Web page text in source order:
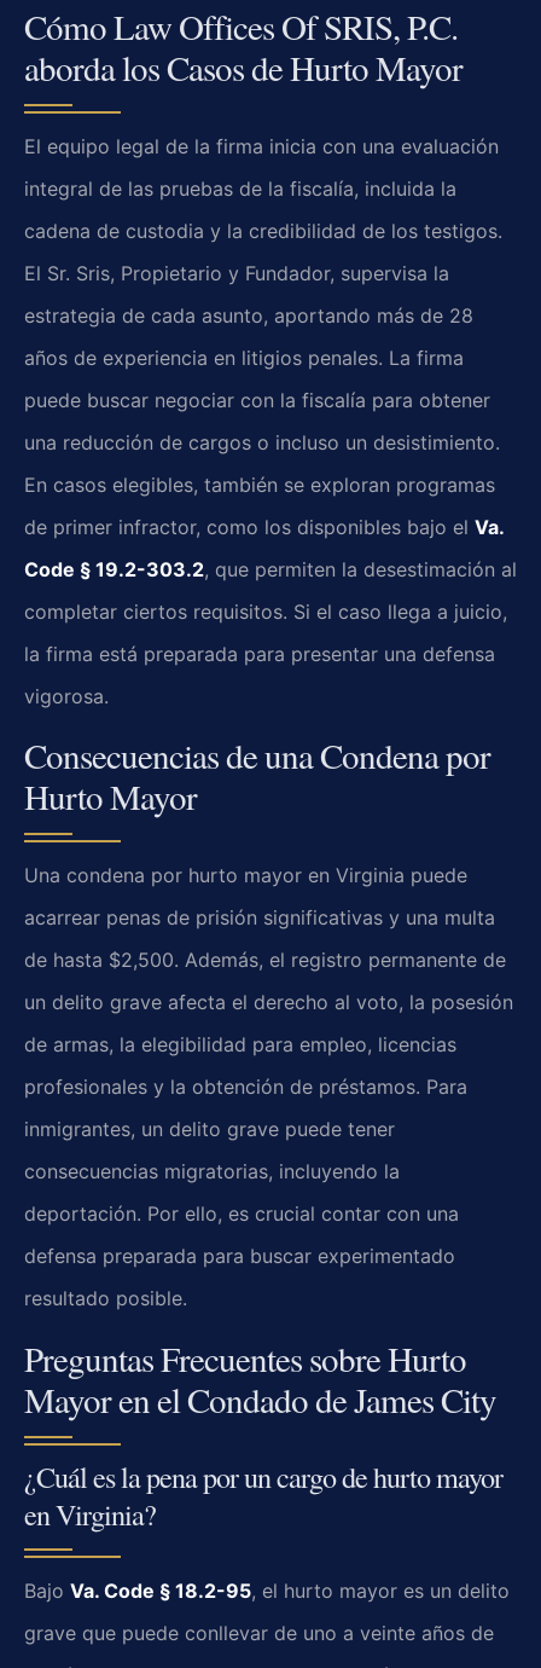
Cómo Law Offices Of SRIS, P.C.
aborda los Casos de Hurto Mayor
El equipo legal de la firma inicia con una evaluación
integral de las pruebas de la fiscalía, incluida la
cadena de custodia y la credibilidad de los testigos.
El Sr. Sris, Propietario y Fundador, supervisa la
estrategia de cada asunto, aportando más de 28
años de experiencia en litigios penales. La firma
puede buscar negociar con la fiscalía para obtener
una reducción de cargos o incluso un desistimiento.
En casos elegibles, también se exploran programas
de primer infractor, como los disponibles bajo el Va.
Code § 19.2-303.2, que permiten la desestimación al
completar ciertos requisitos. Si el caso llega a juicio,
la firma está preparada para presentar una defensa
vigorosa.
Consecuencias de una Condena por
Hurto Mayor
Una condena por hurto mayor en Virginia puede
acarrear penas de prisión significativas y una multa
de hasta $2,500. Además, el registro permanente de
un delito grave afecta el derecho al voto, la posesión
de armas, la elegibilidad para empleo, licencias
profesionales y la obtención de préstamos. Para
inmigrantes, un delito grave puede tener
consecuencias migratorias, incluyendo la
deportación. Por ello, es crucial contar con una
defensa preparada para buscar experimentado
resultado posible.
Preguntas Frecuentes sobre Hurto
Mayor en el Condado de James City
¿Cuál es la pena por un cargo de hurto mayor
en Virginia?
Bajo Va. Code § 18.2-95, el hurto mayor es un delito
grave que puede conllevar de uno a veinte años de